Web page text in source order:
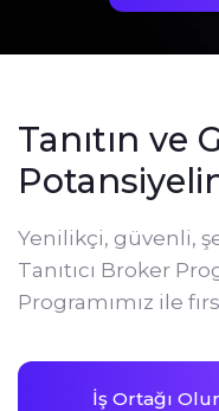
Tanıtın ve
Yenilikçi, güvenli,
Tanıtıcı Broker
Programımız ile
İş Ortağı